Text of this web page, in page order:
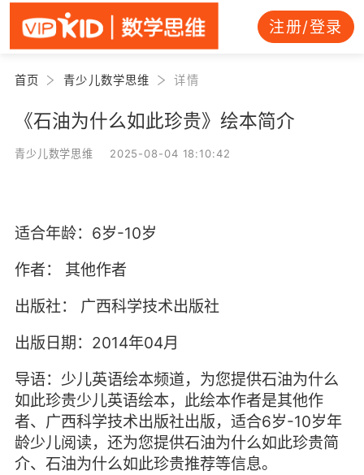
注册/登录
首页 青少儿数学思维 详情
《石油为什么如此珍贵》绘本简介
青少儿数学思维 2025-08-04 18:10:42
适合年龄：6岁-10岁
作者：
其他作者
出版社：
广西科学技术出版社
出版日期：2014年04月
导语：少儿英语绘本频道，为您提供石油为什么
如此珍贵少儿英语绘本，此绘本作者是其他作
者、广西科学技术出版社出版，适合6岁-10岁年
龄少儿阅读，还为您提供石油为什么如此珍贵简
介、石油为什么如此珍贵推荐等信息。